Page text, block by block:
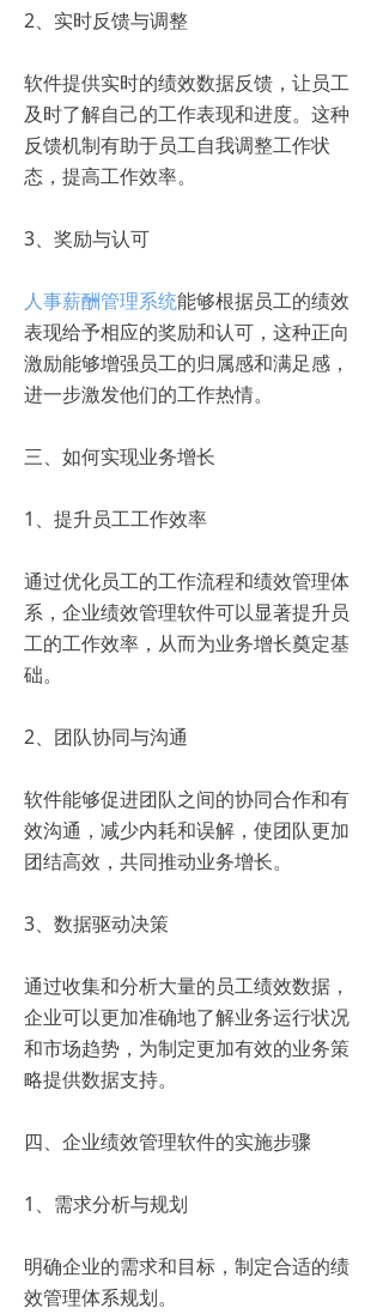
2、实时反馈与调整
软件提供实时的绩效数据反馈，让员工
及时了解自己的工作表现和进度。这种
反馈机制有助于员工自我调整工作状
态，提高工作效率。
3、奖励与认可
人事薪酬管理系统能够根据员工的绩效
表现给予相应的奖励和认可，这种正向
激励能够增强员工的归属感和满足感，
进一步激发他们的工作热情。
三、如何实现业务增长
1、提升员工工作效率
通过优化员工的工作流程和绩效管理体
系，企业绩效管理软件可以显著提升员
工的工作效率，从而为业务增长奠定基
础。
2、团队协同与沟通
软件能够促进团队之间的协同合作和有
效沟通，减少内耗和误解，使团队更加
团结高效，共同推动业务增长。
3、数据驱动决策
通过收集和分析大量的员工绩效数据，
企业可以更加准确地了解业务运行状况
和市场趋势，为制定更加有效的业务策
略提供数据支持。
四、企业绩效管理软件的实施步骤
1、需求分析与规划
明确企业的需求和目标，制定合适的绩
效管理体系规划。